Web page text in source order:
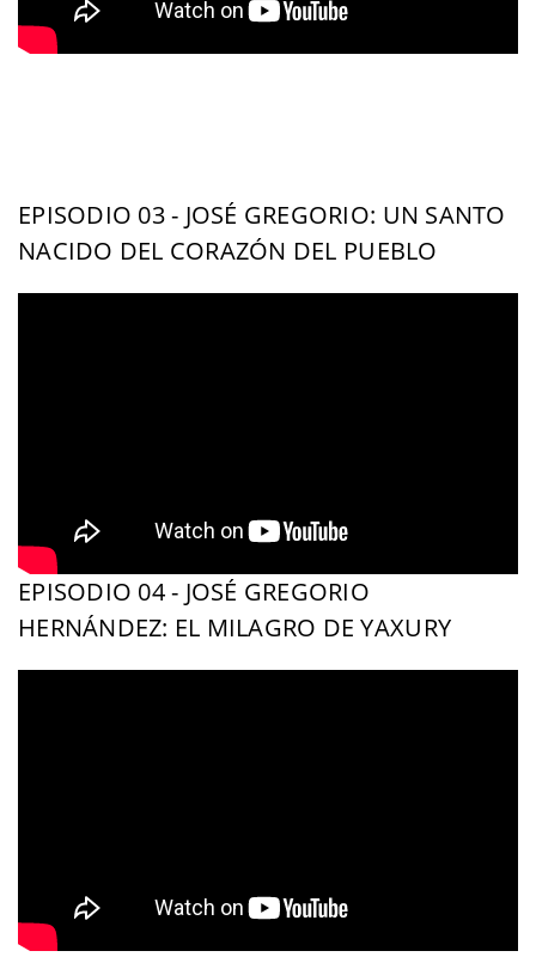
EPISODIO 03 - JOSÉ GREGORIO: UN SANTO
NACIDO DEL CORAZÓN DEL PUEBLO
EPISODIO 04 - JOSÉ GREGORIO
HERNÁNDEZ: EL MILAGRO DE YAXURY